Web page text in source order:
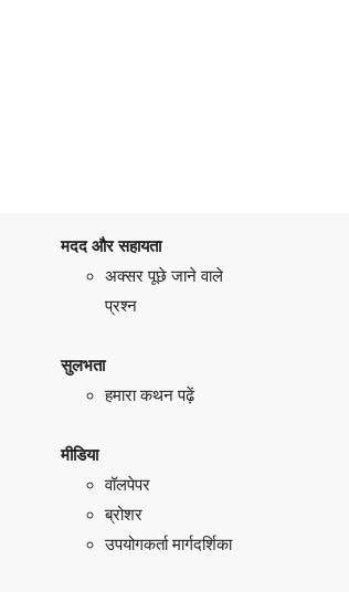
मदद और सहायता
अक्सर पूछे जाने वाले
प्रश्न
सुलभता
हमारा कथन पढ़ें
मीडिया
वॉलपेपर
ब्रोशर
उपयोगकर्ता मार्गदर्शिका